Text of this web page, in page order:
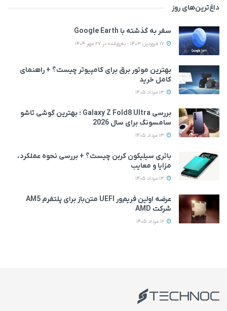
داغ‌ترین‌های روز
سفر به گذشته با Google Earth
بهترین موتور برق برای کامپیوتر چیست؟ + راهنمای
کامل خرید
بررسی Galaxy Z Fold8 Ultra ؛ بهترین گوشی تاشو
سامسونگ برای سال 2026
باتری سیلیکون کربن چیست؟ + بررسی نحوه عملکرد،
مزایا و معایب
عرضه اولین فریم‌ور UEFI متن‌باز برای پلتفرم AM5
شرکت AMD